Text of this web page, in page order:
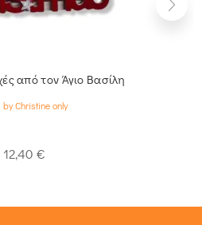
από τον Άγιο Βασίλη
by Christine only
12,40 €